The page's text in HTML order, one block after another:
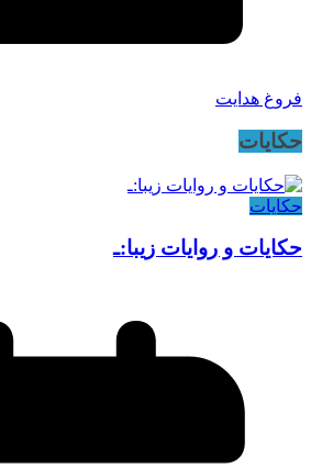
فروغ هدایت
حکایات
حکایات
حکایات و روایات زیبا:ـ